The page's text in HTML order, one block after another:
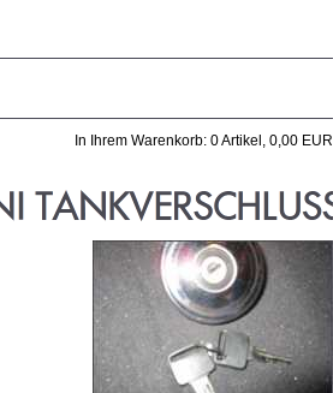
In Ihrem Warenkorb: 0Artikel, 0,00 EUR